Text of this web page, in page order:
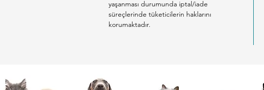
yaşanması durumunda iptal/iade
süreçlerinde tüketicilerin haklarını
korumaktadır.